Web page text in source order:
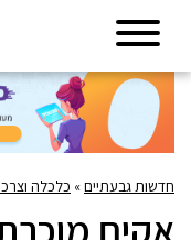
חדשות גבעתיים» כלכלה